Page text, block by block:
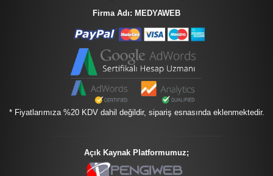
Firma Adı: MEDYAWEB
* Fiyatlarımıza %20 KDV dahil değildir, sipariş esnasında eklenmektedir.
Açık Kaynak Platformumuz;